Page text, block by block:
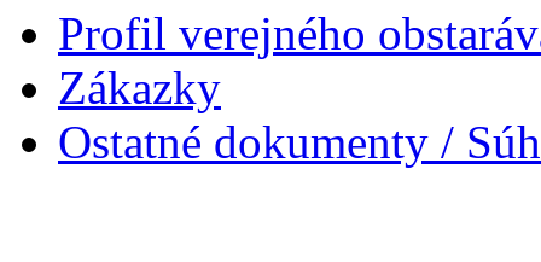
Profil verejného
Zákazky
Ostatné dokumenty /